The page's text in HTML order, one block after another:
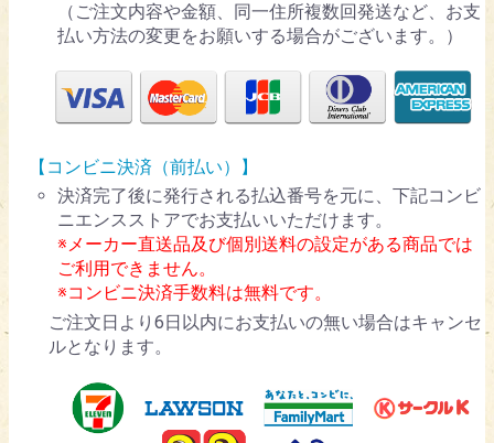
（ご注文内容や金額、同一住所複数回発送など、お支
払い方法の変更をお願いする場合がございます。）
【コンビニ決済（前払い）】
決済完了後に発行される払込番号を元に、下記コンビ
ニエンスストアでお支払いいただけます。
※メーカー直送品及び個別送料の設定がある商品では
ご利用できません。
※コンビニ決済手数料は無料です。
ご注文日より6日以内にお支払いの無い場合はキャンセ
ルとなります。